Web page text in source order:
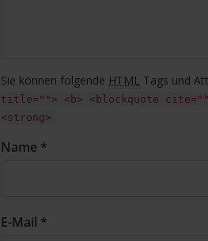
Sie können folgende HTML Tags und
title=""> <b> <blockquote
<strong>
Name *
E-Mail *